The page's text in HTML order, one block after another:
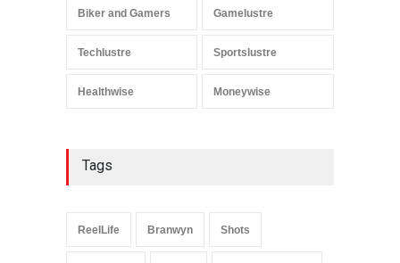
Biker and Gamers Gamelustre
Techlustre Sportslustre
Healthwise Moneywise
Tags
ReelLife Branwyn Shots